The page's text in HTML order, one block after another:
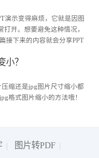
演示变得麻烦，它就是因图
开。想要避免这种情况，
接下来的内容就会分享PPT
小？
缩还是jpg图片尺寸缩小都
格式图片缩小的方法哦！
图片转PDF